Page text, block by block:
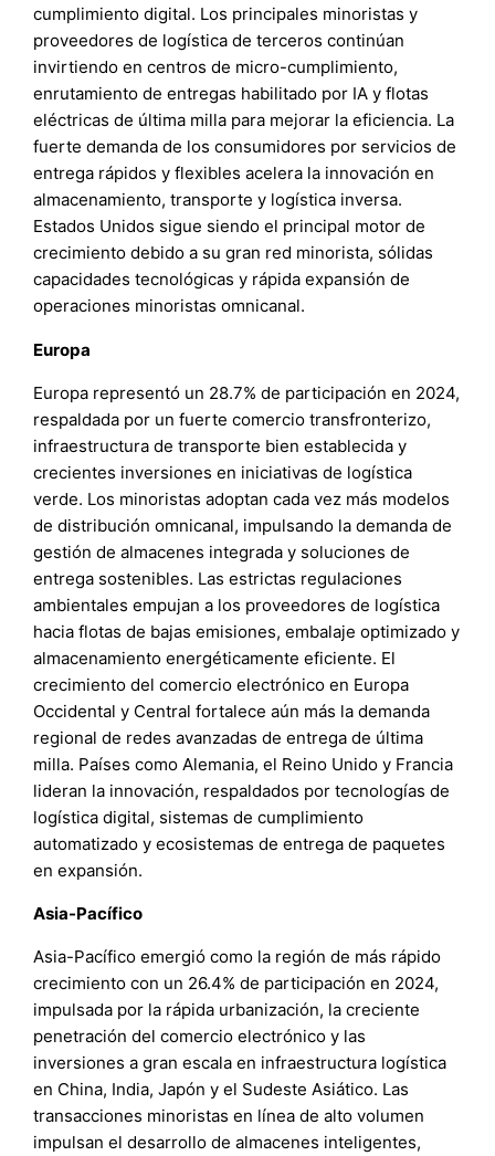
cumplimiento digital. Los principales minoristas y
proveedores de logística de terceros continúan
invirtiendo en centros de micro-cumplimiento,
enrutamiento de entregas habilitado por IA y flotas
eléctricas de última milla para mejorar la eficiencia. La
fuerte demanda de los consumidores por servicios de
entrega rápidos y flexibles acelera la innovación en
almacenamiento, transporte y logística inversa.
Estados Unidos sigue siendo el principal motor de
crecimiento debido a su gran red minorista, sólidas
capacidades tecnológicas y rápida expansión de
operaciones minoristas omnicanal.
Europa
Europa representó un 28.7% de participación en 2024,
respaldada por un fuerte comercio transfronterizo,
infraestructura de transporte bien establecida y
crecientes inversiones en iniciativas de logística
verde. Los minoristas adoptan cada vez más modelos
de distribución omnicanal, impulsando la demanda de
gestión de almacenes integrada y soluciones de
entrega sostenibles. Las estrictas regulaciones
ambientales empujan a los proveedores de logística
hacia flotas de bajas emisiones, embalaje optimizado y
almacenamiento energéticamente eficiente. El
crecimiento del comercio electrónico en Europa
Occidental y Central fortalece aún más la demanda
regional de redes avanzadas de entrega de última
milla. Países como Alemania, el Reino Unido y Francia
lideran la innovación, respaldados por tecnologías de
logística digital, sistemas de cumplimiento
automatizado y ecosistemas de entrega de paquetes
en expansión.
Asia-Pacífico
Asia-Pacífico emergió como la región de más rápido
crecimiento con un 26.4% de participación en 2024,
impulsada por la rápida urbanización, la creciente
penetración del comercio electrónico y las
inversiones a gran escala en infraestructura logística
en China, India, Japón y el Sudeste Asiático. Las
transacciones minoristas en línea de alto volumen
impulsan el desarrollo de almacenes inteligentes,